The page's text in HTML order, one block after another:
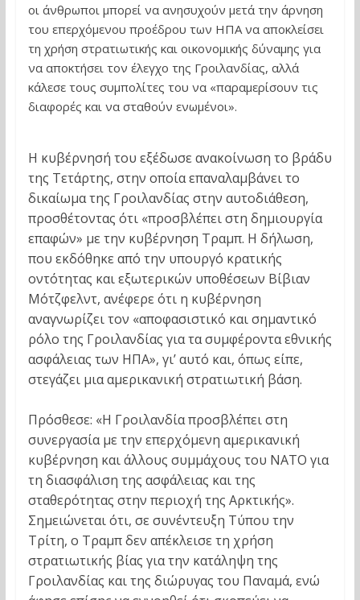
οι άνθρωποι μπορεί να ανησυχούν μετά την άρνηση
του επερχόμενου προέδρου των ΗΠΑ να αποκλείσει
τη χρήση στρατιωτικής και οικονομικής δύναμης για
να αποκτήσει τον έλεγχο της Γροιλανδίας, αλλά
κάλεσε τους συμπολίτες του να «παραμερίσουν τις
διαφορές και να σταθούν ενωμένοι».
Η κυβέρνησή του εξέδωσε ανακοίνωση το βράδυ
της Τετάρτης, στην οποία επαναλαμβάνει το
δικαίωμα της Γροιλανδίας στην αυτοδιάθεση,
προσθέτοντας ότι «προσβλέπει στη δημιουργία
επαφών» με την κυβέρνηση Τραμπ. Η δήλωση,
που εκδόθηκε από την υπουργό κρατικής
οντότητας και εξωτερικών υποθέσεων Βίβιαν
Μότζφελντ, ανέφερε ότι η κυβέρνηση
αναγνωρίζει τον «αποφασιστικό και σημαντικό
ρόλο της Γροιλανδίας για τα συμφέροντα εθνικής
ασφάλειας των ΗΠΑ», γι’ αυτό και, όπως είπε,
στεγάζει μια αμερικανική στρατιωτική βάση.
Πρόσθεσε: «Η Γροιλανδία προσβλέπει στη
συνεργασία με την επερχόμενη αμερικανική
κυβέρνηση και άλλους συμμάχους του ΝΑΤΟ για
τη διασφάλιση της ασφάλειας και της
σταθερότητας στην περιοχή της Αρκτικής».
Σημειώνεται ότι, σε συνέντευξη Τύπου την
Τρίτη, ο Τραμπ δεν απέκλεισε τη χρήση
στρατιωτικής βίας για την κατάληψη της
Γροιλανδίας και της διώρυγας του Παναμά, ενώ